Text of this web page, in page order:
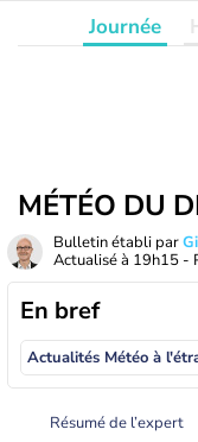
Journée
MÉTÉO DU
Bulletin établi par
Actualisé à 19h15 -
En bref
Résumé de l’expert